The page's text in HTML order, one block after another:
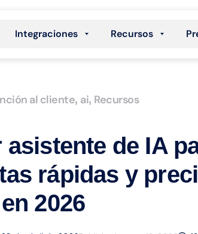
Integraciones Recursos
al cliente, ai, Recursos
asistente de IA
rápidas y
2026